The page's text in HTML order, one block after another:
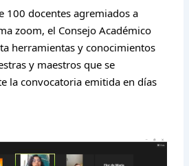
100 docentes agremiados a
zoom, el Consejo Académico
herramientas y conocimientos
y maestros que se
la convocatoria emitida en días